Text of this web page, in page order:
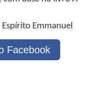
Emmanuel
Facebook